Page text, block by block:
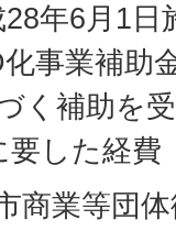
年6月1日
事業補助
く補助を
要した経費
商業等団